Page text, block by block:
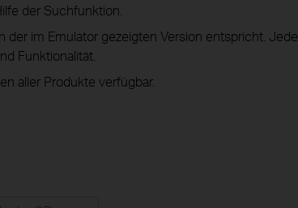
der Suchfunktion.
der im Emulator gezeigten Version entspricht. Jede
Funktionalität.
aller Produkte verfügbar.